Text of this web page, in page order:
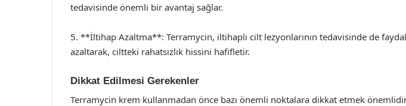
tedavisinde önemli bir avantaj sağlar.
5. **İltihap Azaltma**: Terramycin, iltihaplı cilt lezyonlarının tedavisinde de
azaltarak, ciltteki rahatsızlık hissini hafifletir.
Dikkat Edilmesi Gerekenler
Terramycin krem kullanmadan önce bazı önemli noktalara dikkat etmek